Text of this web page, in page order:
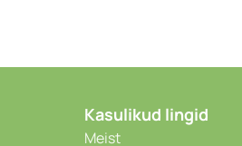
Kasulikud lingid
Meist